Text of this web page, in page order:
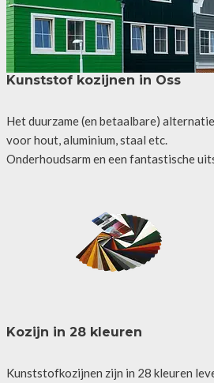
Kunststof kozijnen in Oss
Het duurzame (en betaalbare)
voor hout, aluminium, staal etc.
Onderhoudsarm en een fantastische
Kozijn in 28 kleuren
Kunststofkozijnen zijn in 28 kleuren